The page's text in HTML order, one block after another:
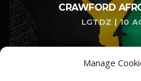
Manage
CRAWFORD
LGTDZ | 10